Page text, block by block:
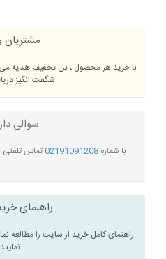
مشتریان
با خرید هر محصول ، بن تخفیف هدیه
شگفت انگیز
سوالی
با شماره02191091208تماس تلفنی
راهنمای
راهنمای کامل خرید از سایت را مطالعه
نمایید